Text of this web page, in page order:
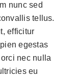
nunc sed
tellus.
efficitur
egestas
nec nulla
eu